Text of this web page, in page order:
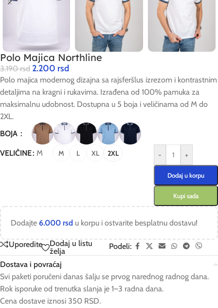
Polo Majica Northline
3.190rsd 2.200 rsd
Polo majica modernog dizajna sa rajsferšlus izrezom i kontrastnim
detaljima na kragni i rukavima. Izrađena od 100% pamuka za
maksimalnu udobnost. Dostupna u 5 boja i veličinama od M do
2XL.
BOJA
VELIČINE M M L XL 2XL - +
Dodaj u korpu
Kupi sada
Dodajte 6.000 rsd u korpu i ostvarite besplatnu dostavu!
Uporedite
Dodaj u listu
želja
Podeli:
Dostava i povraćaj
Svi paketi poručeni danas šalju se prvog narednog radnog dana.
Rok isporuke od trenutka slanja je 1–3 radna dana.
Cena dostave iznosi 350 RSD.